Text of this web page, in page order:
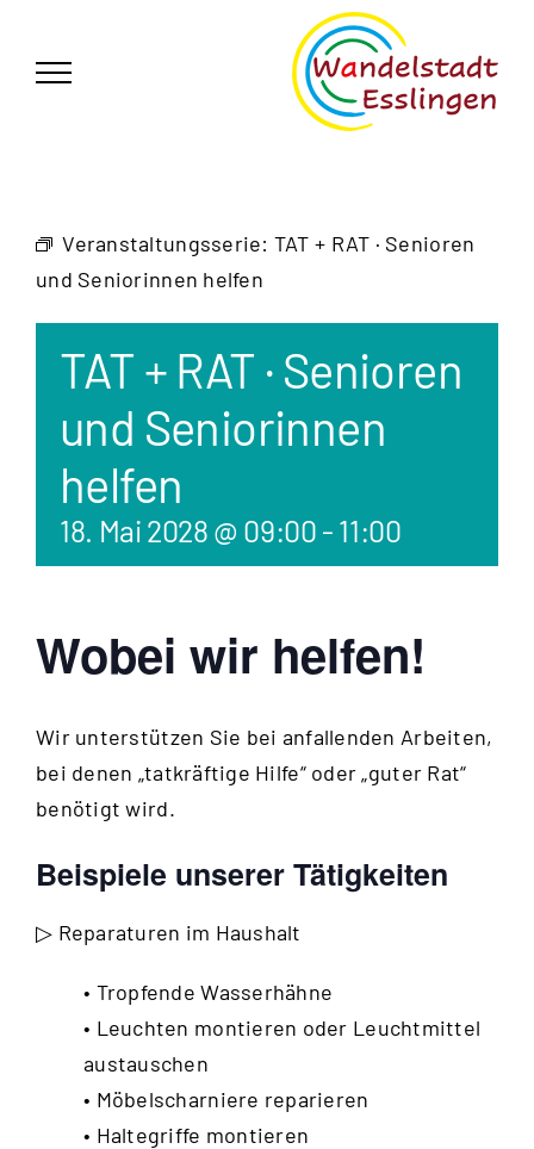
springen
Veranstaltungsserie: TAT + RAT · Senioren
und Seniorinnen helfen
TAT + RAT · Senioren
und Seniorinnen
helfen
18. Mai 2028 @ 09:00 - 11:00
Wobei wir helfen!
Wir unterstützen Sie bei anfallenden Arbeiten,
bei denen „tatkräftige Hilfe“ oder „guter Rat“
benötigt wird.
Beispiele unserer Tätigkeiten
▷ Reparaturen im Haushalt
• Tropfende Wasserhähne
• Leuchten montieren oder Leuchtmittel
austauschen
• Möbelscharniere reparieren
• Haltegriffe montieren